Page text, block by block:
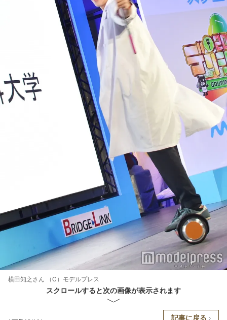
横田知之さん （C）モデルプレス
スクロールすると次の画像が表示されます
記事に戻る